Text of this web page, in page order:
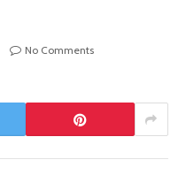
No Comments